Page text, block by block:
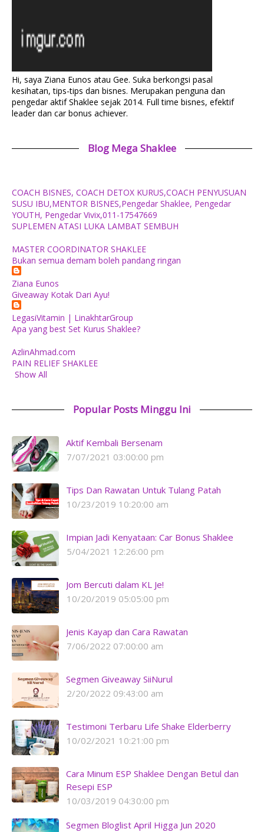
Hi, saya Ziana Eunos atau Gee. Suka berkongsi pasal
kesihatan, tips-tips dan bisnes. Merupakan penguna dan
pengedar aktif Shaklee sejak 2014. Full time bisnes, efektif
leader dan car bonus achiever.
Blog Mega Shaklee
COACH BISNES, COACH DETOX KURUS,COACH PENYUSUAN
SUSU IBU,MENTOR BISNES,Pengedar Shaklee, Pengedar
YOUTH, Pengedar Vivix,011-17547669
SUPLEMEN ATASI LUKA LAMBAT SEMBUH
MASTER COORDINATOR SHAKLEE
Bukan semua demam boleh pandang ringan
Ziana Eunos
Giveaway Kotak Dari Ayu!
LegasiVitamin | LinakhtarGroup
Apa yang best Set Kurus Shaklee?
AzlinAhmad.com
PAIN RELIEF SHAKLEE
Show All
Popular Posts Minggu Ini
Aktif Kembali Bersenam
7/07/2021 03:00:00 pm
Tips Dan Rawatan Untuk Tulang Patah
10/23/2019 10:20:00 am
Impian Jadi Kenyataan: Car Bonus Shaklee
5/04/2021 12:26:00 pm
Jom Bercuti dalam KL Je!
10/20/2019 05:05:00 pm
Jenis Kayap dan Cara Rawatan
7/06/2022 07:00:00 am
Segmen Giveaway SiiNurul
2/20/2022 09:43:00 am
Testimoni Terbaru Life Shake Elderberry
10/02/2021 10:21:00 pm
Cara Minum ESP Shaklee Dengan Betul dan
Resepi ESP
10/03/2019 04:30:00 pm
Segmen Bloglist April Higga Jun 2020